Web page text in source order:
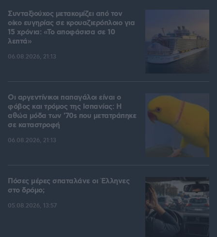
Συνταξιούχος μετακομίζει από τον
οίκο ευγηρίας σε κρουαζιερόπλοιο για
15 χρόνια: «Το αποφάσισα σε 10
λεπτά»
06.08.2026, 21:13
Οι αργεντίνικοι παπαγάλοι είναι ο
φόβος και τρόμος της Ισπανίας: Η
αθώα μόδα των '70s που μετατράπηκε
σε καταστροφή
06.08.2026, 21:13
Πόσες μέρες σπαταλάνε οι Έλληνες
στο δρόμο;
05.08.2026, 13:57